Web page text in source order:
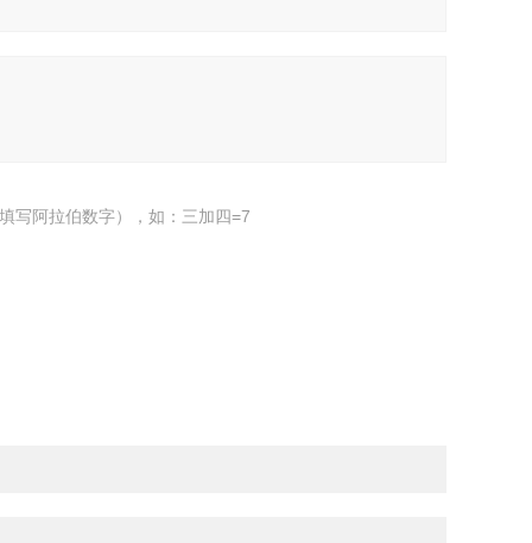
写阿拉伯数字），如：三加四=7